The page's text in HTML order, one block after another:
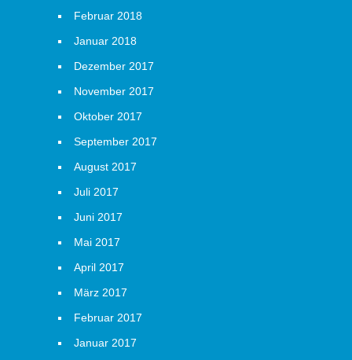
Februar 2018
Januar 2018
Dezember 2017
November 2017
Oktober 2017
September 2017
August 2017
Juli 2017
Juni 2017
Mai 2017
April 2017
März 2017
Februar 2017
Januar 2017